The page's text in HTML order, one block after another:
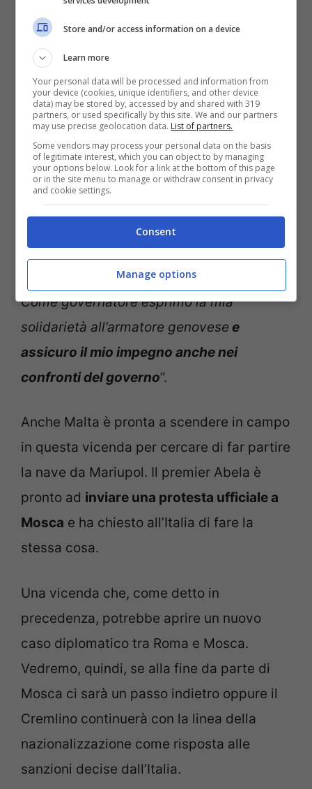
Toti in contatto con il gruppo italiano per provare a
trovare una soluzione © Ansa
Il blocco della nave, che da sola vale
almeno 10 milioni di dollari, e la sua
eventuale nazionalizzazione potrebbe
aprire un nuovo scontro tra Italia e Russia.
E’ inammissibile quanto sta succedendo
– ha detto il presidente della Liguria Toti –
la nave rischia di diventare di proprietà del
governo della nuova Repubblica di
Donetsk e sottratta ai proprietari italiani.
Come governatore esprimo la mia
solidarietà all’armatore genovese e
assicuro il mio impegno anche nei
confronti del governo“.
Anche Malta è pronta a scendere in campo
in questa vicenda per cercare di far partire
la nave da Mariupol. Il premier Abela è
pronto ad inviare una protesta ufficiale a
Mosca e ha chiesto all’Italia di fare la
stessa cosa.
Una vicenda che, come detto in
precedenza, potrebbe aprire un nuovo
caso diplomatico tra Roma e Mosca.
Vedremo, quindi, se alla fine da parte di
Mosca ci sarà un passo indietro oppure il
Cremlino continuerà con la linea della
nazionalizzazione come risposta alle
sanzioni decise dall’Italia.
Store and/or access information on a device
Learn more
Your personal data will be processed and information from
your device (cookies, unique identifiers, and other device
data) may be stored by, accessed by and shared with 319
partners, or used specifically by this site. We and our partners
may use precise geolocation data. List of partners.
Some vendors may process your personal data on the basis
of legitimate interest, which you can object to by managing
your options below. Look for a link at the bottom of this page
or in the site menu to manage or withdraw consent in privacy
and cookie settings.
Consent
Manage options